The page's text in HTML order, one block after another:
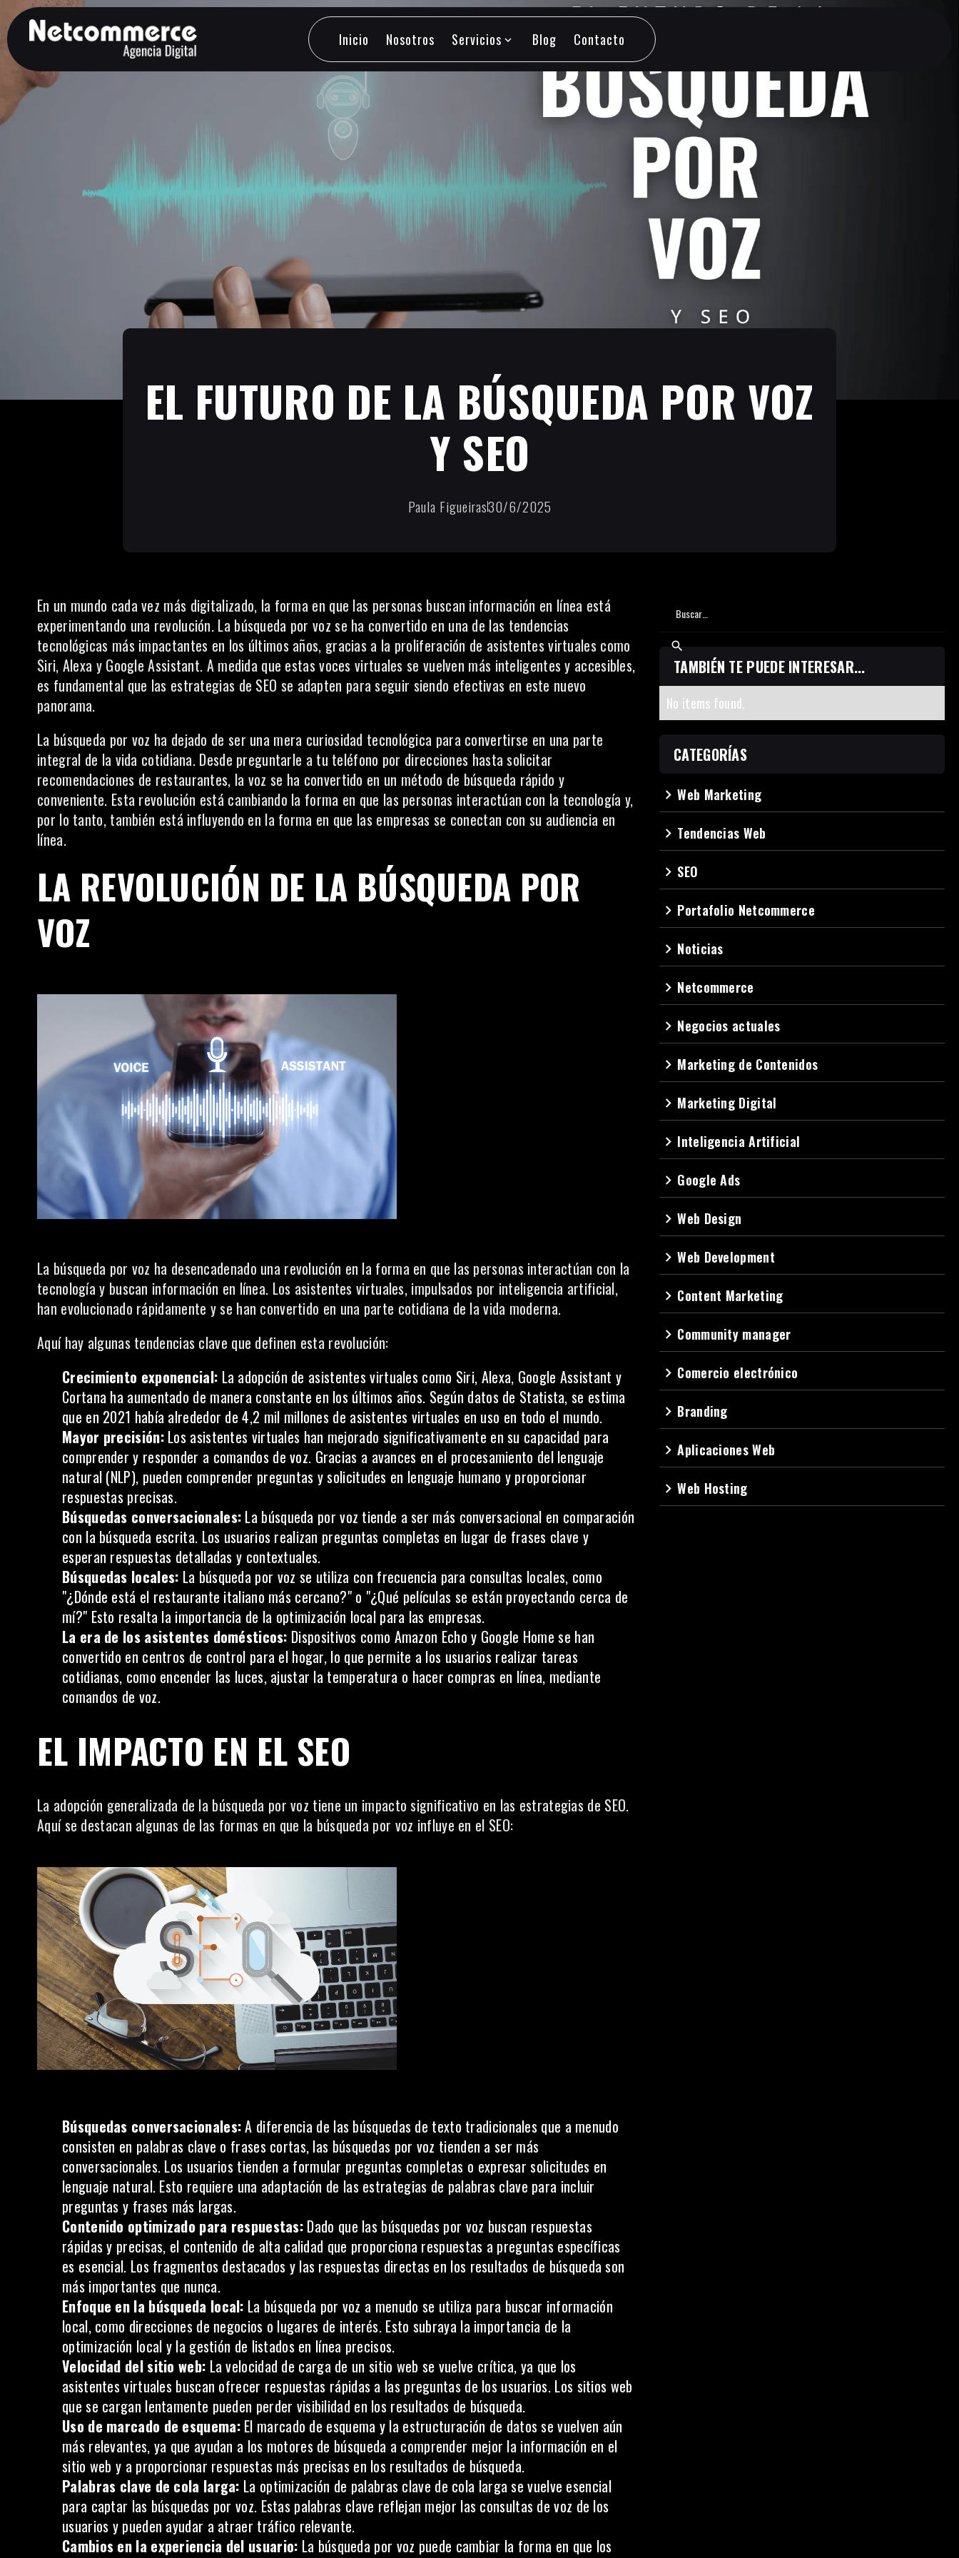
Inicio
Nosotros
Servicios expand_more
Blog
Contacto
EL FUTURO DE LA BÚSQUEDA POR VOZ
Y SEO
Paula Figueiras30/6/2025
En un mundo cada vez más digitalizado, la forma en que las personas buscan información en línea está
experimentando una revolución. La búsqueda por voz se ha convertido en una de las tendencias
tecnológicas más impactantes en los últimos años, gracias a la proliferación de asistentes virtuales como
Siri, Alexa y Google Assistant. A medida que estas voces virtuales se vuelven más inteligentes y accesibles,
es fundamental que las estrategias de SEO se adapten para seguir siendo efectivas en este nuevo
panorama.
La búsqueda por voz ha dejado de ser una mera curiosidad tecnológica para convertirse en una parte
integral de la vida cotidiana. Desde preguntarle a tu teléfono por direcciones hasta solicitar
recomendaciones de restaurantes, la voz se ha convertido en un método de búsqueda rápido y
conveniente. Esta revolución está cambiando la forma en que las personas interactúan con la tecnología y,
por lo tanto, también está influyendo en la forma en que las empresas se conectan con su audiencia en
línea.
LA REVOLUCIÓN DE LA BÚSQUEDA POR
VOZ
La búsqueda por voz ha desencadenado una revolución en la forma en que las personas interactúan con la
tecnología y buscan información en línea. Los asistentes virtuales, impulsados por inteligencia artificial,
han evolucionado rápidamente y se han convertido en una parte cotidiana de la vida moderna.
Aquí hay algunas tendencias clave que definen esta revolución:
Crecimiento exponencial: La adopción de asistentes virtuales como Siri, Alexa, Google Assistant y
Cortana ha aumentado de manera constante en los últimos años. Según datos de Statista, se estima
que en 2021 había alrededor de 4,2 mil millones de asistentes virtuales en uso en todo el mundo.
Mayor precisión:Los asistentes virtuales han mejorado significativamente en su capacidad para
comprender y responder a comandos de voz. Gracias a avances en el procesamiento del lenguaje
natural (NLP), pueden comprender preguntas y solicitudes en lenguaje humano y proporcionar
respuestas precisas.
Búsquedas conversacionales: La búsqueda por voz tiende a ser más conversacional en comparación
con la búsqueda escrita. Los usuarios realizan preguntas completas en lugar de frases clave y
esperan respuestas detalladas y contextuales.
Búsquedas locales: La búsqueda por voz se utiliza con frecuencia para consultas locales, como
"¿Dónde está el restaurante italiano más cercano?" o "¿Qué películas se están proyectando cerca de
mí?" Esto resalta la importancia de la optimización local para las empresas.
La era de los asistentes domésticos: Dispositivos como Amazon Echo y Google Home se han
convertido en centros de control para el hogar, lo que permite a los usuarios realizar tareas
cotidianas, como encender las luces, ajustar la temperatura o hacer compras en línea, mediante
comandos de voz.
EL IMPACTO EN EL SEO
La adopción generalizada de la búsqueda por voz tiene un impacto significativo en las estrategias de SEO.
Aquí se destacan algunas de las formas en que la búsqueda por voz influye en el SEO:
Búsquedas conversacionales:A diferencia de las búsquedas de texto tradicionales que a menudo
consisten en palabras clave o frases cortas, las búsquedas por voz tienden a ser más
conversacionales. Los usuarios tienden a formular preguntas completas o expresar solicitudes en
lenguaje natural. Esto requiere una adaptación de las estrategias de palabras clave para incluir
preguntas y frases más largas.
Contenido optimizado para respuestas: Dado que las búsquedas por voz buscan respuestas
rápidas y precisas, el contenido de alta calidad que proporciona respuestas a preguntas específicas
es esencial. Los fragmentos destacados y las respuestas directas en los resultados de búsqueda son
más importantes que nunca.
Enfoque en la búsqueda local: La búsqueda por voz a menudo se utiliza para buscar información
local, como direcciones de negocios o lugares de interés. Esto subraya la importancia de la
optimización local y la gestión de listados en línea precisos.
Velocidad del sitio web: La velocidad de carga de un sitio web se vuelve crítica, ya que los
asistentes virtuales buscan ofrecer respuestas rápidas a las preguntas de los usuarios. Los sitios web
que se cargan lentamente pueden perder visibilidad en los resultados de búsqueda.
Uso de marcado de esquema:El marcado de esquema y la estructuración de datos se vuelven aún
más relevantes, ya que ayudan a los motores de búsqueda a comprender mejor la información en el
sitio web y a proporcionar respuestas más precisas en los resultados de búsqueda.
Palabras clave de cola larga: La optimización de palabras clave de cola larga se vuelve esencial
para captar las búsquedas por voz. Estas palabras clave reflejan mejor las consultas de voz de los
usuarios y pueden ayudar a atraer tráfico relevante.
Cambios en la experiencia del usuario: La búsqueda por voz puede cambiar la forma en que los
TAMBIÉN TE PUEDE INTERESAR...
No items found.
CATEGORÍAS
navigate_nextWeb Marketing
navigate_next Tendencias Web
navigate_next SEO
navigate_next Portafolio Netcommerce
navigate_next Noticias
navigate_next Netcommerce
navigate_next Negocios actuales
navigate_next Marketing de Contenidos
navigate_next Marketing Digital
navigate_next Inteligencia Artificial
navigate_next Google Ads
navigate_nextWeb Design
navigate_nextWeb Development
navigate_next Content Marketing
navigate_next Community manager
navigate_next Comercio electrónico
navigate_next Branding
navigate_nextAplicaciones Web
navigate_nextWeb Hosting